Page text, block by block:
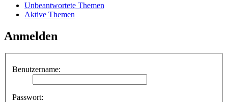
Unbeantwortete Themen
Aktive Themen
Anmelden
Benutzername:
Passwort: